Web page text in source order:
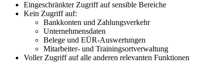
Eingeschränkter Zugriff auf sensible Bereiche
Kein Zugriff auf:
Bankkonten und Zahlungsverkehr
Unternehmensdaten
Belege und EÜR-Auswertungen
Mitarbeiter- und Trainingsortverwaltung
Voller Zugriff auf alle anderen relevanten Funktionen